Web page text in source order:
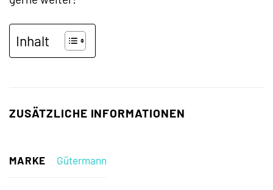
Inhalt
ZUSÄTZLICHE INFORMATIONEN
MARKE Gütermann